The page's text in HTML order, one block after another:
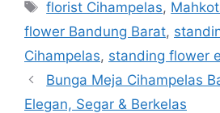
florist Cihampelas,
flower Bandung Barat,
Cihampelas, standing flower
Bunga Meja Cihampelas
Elegan, Segar & Berkelas